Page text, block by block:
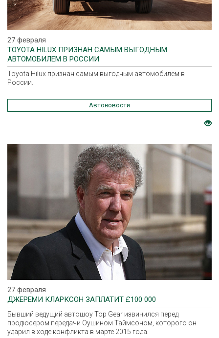
27 февраля
TOYOTA HILUX ПРИЗНАН САМЫМ ВЫГОДНЫМ
АВТОМОБИЛЕМ В РОССИИ
Toyota Hilux признан самым выгодным автомобилем в
России.
Автоновости
27 февраля
ДЖЕРЕМИ КЛАРКСОН ЗАПЛАТИТ £100 000
Бывший ведущий автошоу Top Gear извинился перед
продюсером передачи Оушином Таймсоном, которого он
ударил в ходе конфликта в марте 2015 года.